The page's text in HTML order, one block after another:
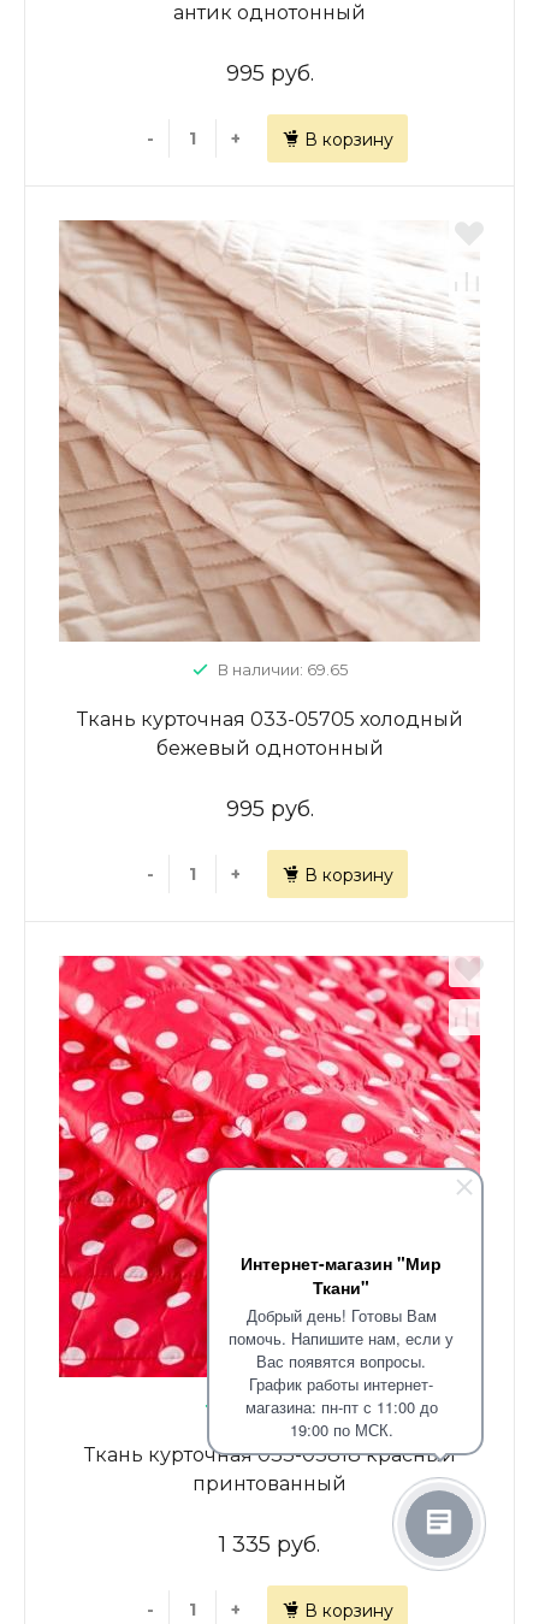
Интернет-магазин "Мир
Ткани"
Добрый день! Готовы Вам
помочь. Напишите нам, если у
Вас появятся вопросы.
График работы интернет-
магазина: пн-пт с 11:00 до
19:00 по МСК.
антик однотонный
995 руб.
- + В корзину
В наличии: 69.65
Ткань курточная 033-05705 холодный
бежевый однотонный
995 руб.
- + В корзину
В наличии: 1.7
Ткань курточная 033-03818 красный
принтованный
1 335 руб.
- + В корзину